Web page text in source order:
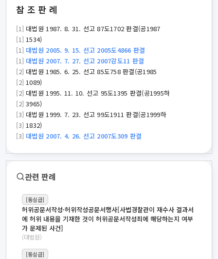
참조판례
[1] 대법원 1987. 8. 31. 선고 87도1702 판결(공1987
[1] 1534)
[1] 대법원 2005. 9. 15. 선고 2005도4866 판결
[1] 대법원 2007. 7. 27. 선고 2007감도11 판결
[2] 대법원 1985. 6. 25. 선고 85도758 판결(공1985
[2] 1089)
[2] 대법원 1995. 11. 10. 선고 95도1395 판결(공1995하
[2] 3965)
[3] 대법원 1999. 7. 23. 선고 99도1911 판결(공1999하
[3] 1832)
[3] 대법원 2007. 4. 26. 선고 2007도309 판결
관련 판례
[동심급]
허위공문서작성·허위작성공문서행사[사법경찰관이 재수사 결과서
에 허위 내용을 기재한 것이 허위공문서작성죄에 해당하는지 여부
가 문제된 사건]
(대법원)
[동심급]